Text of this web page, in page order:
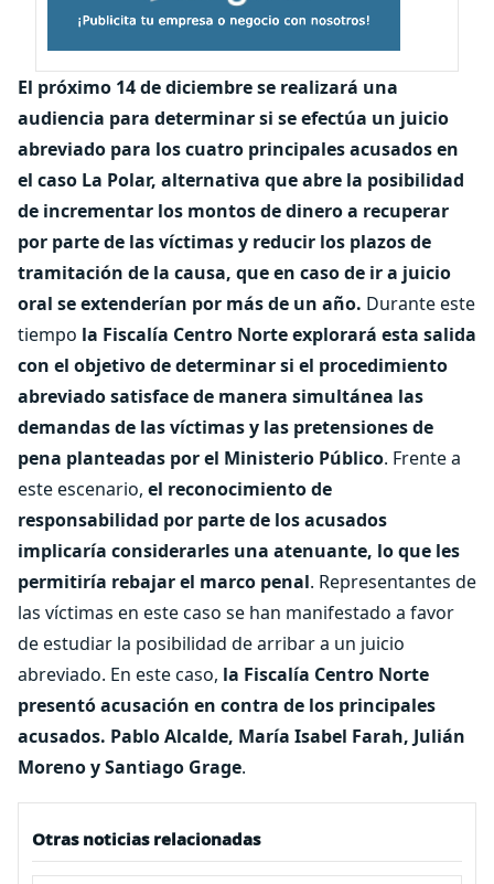
El próximo 14 de diciembre se realizará una
audiencia para determinar si se efectúa un juicio
abreviado para los cuatro principales acusados en
el caso La Polar, alternativa que abre la posibilidad
de incrementar los montos de dinero a recuperar
por parte de las víctimas y reducir los plazos de
tramitación de la causa, que en caso de ir a juicio
oral se extenderían por más de un año. Durante este
tiempo la Fiscalía Centro Norte explorará esta salida
con el objetivo de determinar si el procedimiento
abreviado satisface de manera simultánea las
demandas de las víctimas y las pretensiones de
pena planteadas por el Ministerio Público. Frente a
este escenario, el reconocimiento de
responsabilidad por parte de los acusados
implicaría considerarles una atenuante, lo que les
permitiría rebajar el marco penal. Representantes de
las víctimas en este caso se han manifestado a favor
de estudiar la posibilidad de arribar a un juicio
abreviado. En este caso, la Fiscalía Centro Norte
presentó acusación en contra de los principales
acusados. Pablo Alcalde, María Isabel Farah, Julián
Moreno y Santiago Grage.
Otras noticias relacionadas